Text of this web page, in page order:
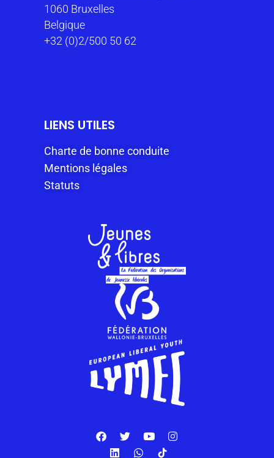
1060 Bruxelles
Belgique
+32 (0)2/500 50 62
LIENS UTILES
Charte de bonne conduite
Mentions légales
Statuts